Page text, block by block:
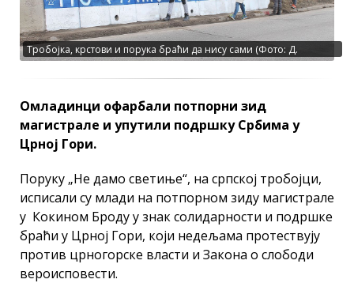
Тробојка, крстови и порука браћи да нису сами (Фото: Д.
Омладинци офарбали потпорни зид
магистрале и упутили подршку Србима у
Црној Гори.
Поруку „Не дамо светиње“, на српској тробојци,
исписали су млади на потпорном зиду магистрале
у Кокином Броду у знак солидарности и подршке
браћи у Црној Гори, који недељама протествују
против црногорске власти и Закона о слободи
вероисповести.